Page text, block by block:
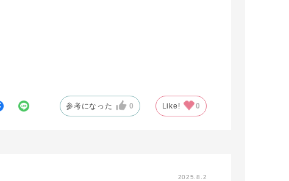
参考になった 0 Like! 0
2025.8.2